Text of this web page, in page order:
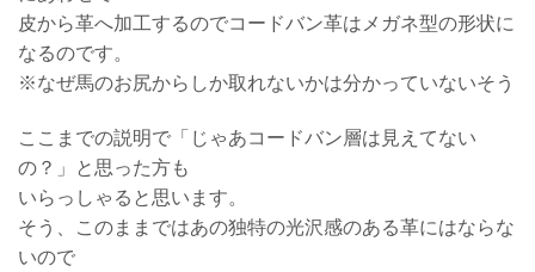
皮から革へ加工するのでコードバン革はメガネ型の形状に
なるのです。
※なぜ馬のお尻からしか取れないかは分かっていないそう
ここまでの説明で「じゃあコードバン層は見えてない
の？」と思った方も
いらっしゃると思います。
そう、このままではあの独特の光沢感のある革にはならな
いので